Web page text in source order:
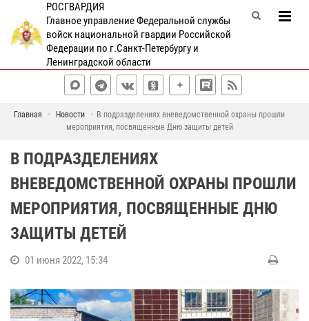
РОСГВАРДИЯ
Главное управление Федеральной службы
войск национальной гвардии Российской
Федерации по г.Санкт-Петербургу и
Ленинградской области
Главная Новости
В подразделениях вневедомственной охраны прошли
мероприятия, посвященные Дню защиты детей
В ПОДРАЗДЕЛЕНИЯХ
ВНЕВЕДОМСТВЕННОЙ ОХРАНЫ ПРОШЛИ
МЕРОПРИЯТИЯ, ПОСВЯЩЕННЫЕ ДНЮ
ЗАЩИТЫ ДЕТЕЙ
01 июня 2022, 15:34